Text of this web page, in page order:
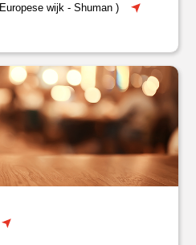
Europese wijk - Shuman )